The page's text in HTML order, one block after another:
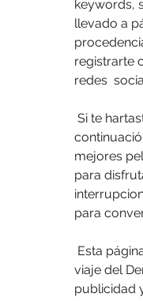
keywords,
llevado a
registrarte
redes
mejores
para
para
viaje del
publicidad